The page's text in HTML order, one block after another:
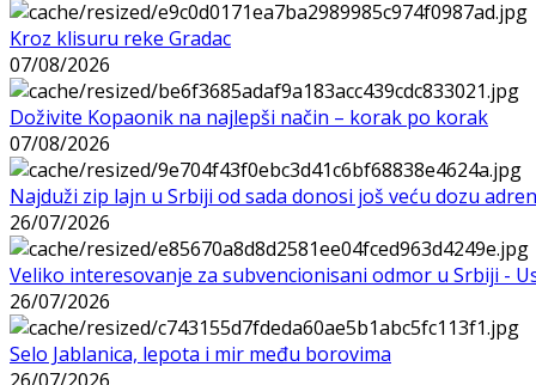
Kroz klisuru reke Gradac
07/08/2026
Doživite Kopaonik na najlepši način – korak po korak
07/08/2026
Najduži zip lajn u Srbiji od sada donosi još veću dozu
26/07/2026
Veliko interesovanje za subvencionisani odmor u Srbiji -
26/07/2026
Selo Jablanica, lepota i mir među borovima